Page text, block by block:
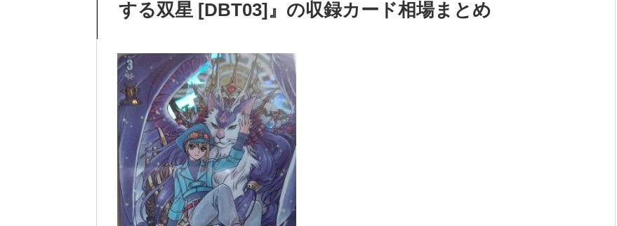
する双星 [DBT03]』の収録カード相場まとめ